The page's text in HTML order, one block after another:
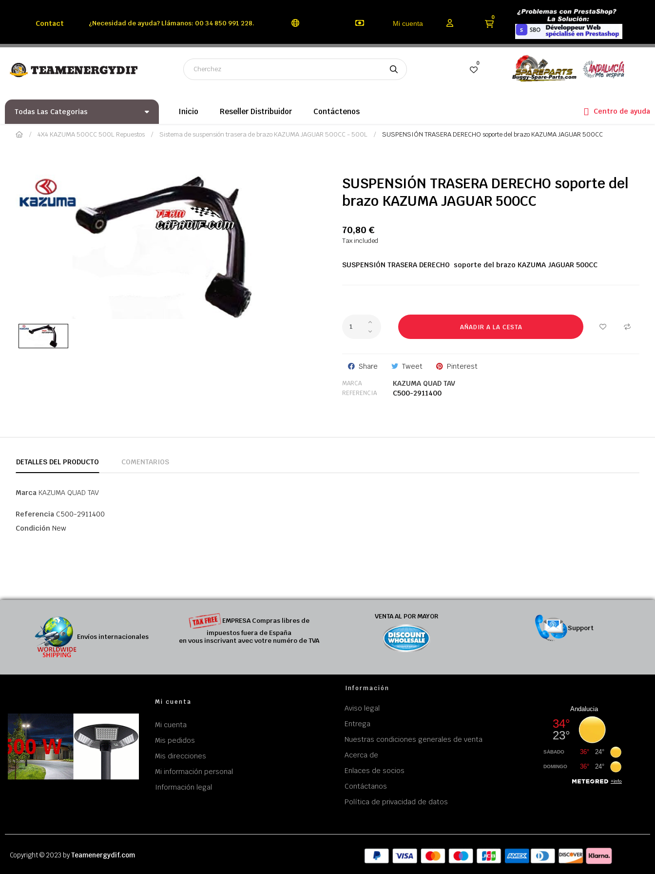
Contact ¿Necesidad de ayuda? Llámanos: 00 34 850 991 228. Mi cuenta
0
0
Todas Las Categorias Inicio Reseller Distribuidor Contáctenos Centro de ayuda
4X4 KAZUMA 500CC 500L Repuestos Sistema de suspensión trasera de brazo KAZUMA JAGUAR 500CC - 500L SUSPENSIÓN TRASERA DERECHO soporte del brazo KAZUMA JAGUAR 500CC
SUSPENSIÓN TRASERA DERECHO soporte del
brazo KAZUMA JAGUAR 500CC
70,80 €
Tax included
SUSPENSIÓN TRASERA DERECHO soporte del brazo KAZUMA JAGUAR 500CC
AÑADIR A LA CESTA
Share Tweet Pinterest
MARCA KAZUMA QUAD TAV
REFERENCIA C500-2911400
DETALLES DEL PRODUCTO COMENTARIOS
Marca KAZUMA QUAD TAV
Referencia C500-2911400
Condición New
Envíos internacionales
EMPRESA Compras libres de
impuestos fuera de España
en vous inscrivant avec votre numéro de TVA
VENTA AL POR MAYOR
Support
Mi cuenta
Mi cuenta
Mis pedidos
Mis direcciones
Mi información personal
Información legal
Información
Aviso legal
Entrega
Nuestras condiciones generales de venta
Acerca de
Enlaces de socios
Contáctanos
Política de privacidad de datos
Copyright © 2023 byTeamenergydif.com